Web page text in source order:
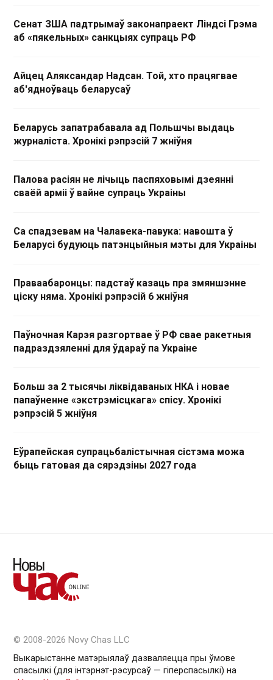
Сенат ЗША падтрымаў законапраект Ліндсі Грэма
аб «пякельных» санкцыях супраць РФ
Айцец Аляксандар Надсан. Той, хто працягвае
аб'ядноўваць беларусаў
Беларусь запатрабавала ад Польшчы выдаць
журналіста. Хронікі рэпрэсій 7 жніўня
Палова расіян не лічыць паспяховымі дзеянні
сваёй арміі ў вайне супраць Украіны
Са спадзевам на Чалавека-павука: навошта ў
Беларусі будуюць патэнцыйныя мэты для Украіны
Праваабаронцы: падстаў казаць пра змяншэнне
ціску няма. Хронікі рэпрэсій 6 жніўня
Паўночная Карэя разгортвае ў РФ свае ракетныя
падраздзяленні для ўдараў па Украіне
Больш за 2 тысячы ліквідаваных НКА і новае
папаўненне «экстрэмісцкага» спісу. Хронікі
рэпрэсій 5 жніўня
Еўрапейская супрацьбалістычная сістэма можа
быць гатовая да сярэдзіны 2027 года
© 2008-2026 Novy Chas LLC
Выкарыстанне матэрыялаў дазваляецца пры ўмове
спасылкі (для інтэрнэт-рэсурсаў — гiперспасылкi) на